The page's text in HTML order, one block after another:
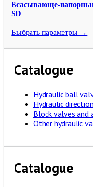
Всасывающе-
SD
Выбрать параметры →
Catalogue
Hydraulic ball
Hydraulic
Block valves and
Other hydraulic
Catalogue